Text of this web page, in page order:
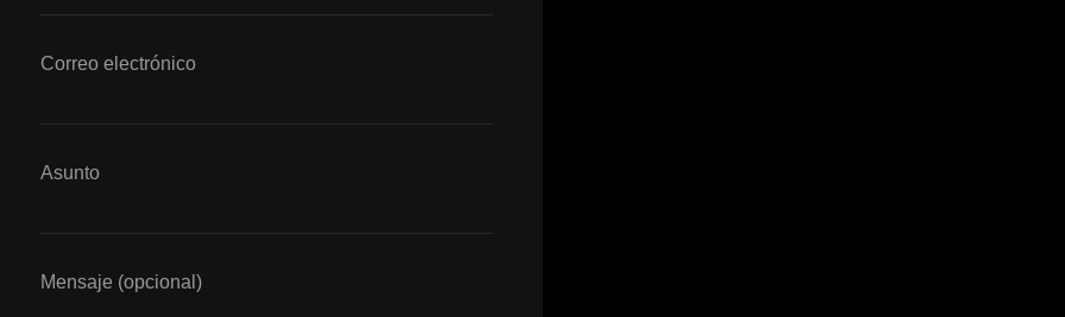
Correo electrónico
Asunto
Mensaje (opcional)